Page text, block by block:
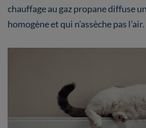
chauffage au gaz propane diffuse
homogène et qui n’assèche pas l’air.